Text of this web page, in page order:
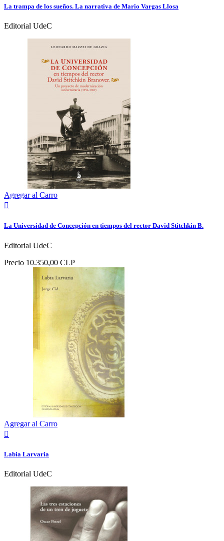
La trampa de los sueños. La narrativa de Mario Vargas Llosa
Editorial UdeC
Agregar al Carro

La Universidad de Concepción en tiempos del rector David Stitchkin B.
Editorial UdeC
Precio 10.350,00 CLP
Agregar al Carro

Labia Larvaria
Editorial UdeC